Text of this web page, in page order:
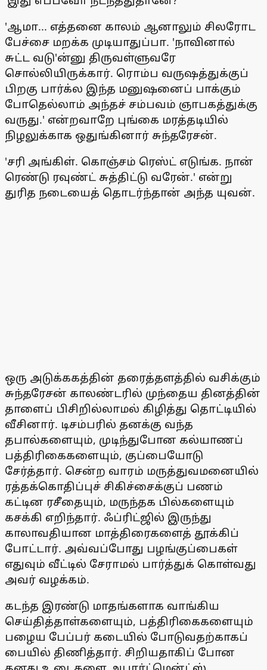
'ஆமா... எத்தனை காலம் ஆனாலும் சிலரோட
பேச்சை மறக்க முடியாதுப்பா. 'நாவினால்
சுட்ட வடு'ன்னு திருவள்ளுவரே
சொல்லியிருக்கார். ரொம்ப வருஷத்துக்குப்
பிறகு பார்க்ல இந்த மனுஷனைப் பாக்கும்
போதெல்லாம் அந்தச் சம்பவம் ஞாபகத்துக்கு
வருது.' என்றவாறே புங்கை மரத்தடியில்
நிழலுக்காக ஒதுங்கினார் சுந்தரேசன்.
'சரி அங்கிள். கொஞ்சம் ரெஸ்ட் எடுங்க. நான்
ரெண்டு ரவுண்ட் சுத்திட்டு வரேன்.' என்று
துரித நடையைத் தொடர்ந்தான் அந்த யுவன்.
ஒரு அடுக்ககத்தின் தரைத்தளத்தில் வசிக்கும்
சுந்தரேசன் காலண்டரில் முந்தைய தினத்தின்
தாளைப் பிசிறில்லாமல் கிழித்து தொட்டியில்
வீசினார். டிசம்பரில் தனக்கு வந்த
தபால்களையும், முடிந்துபோன கல்யாணப்
பத்திரிகைகளையும், குப்பையோடு
சேர்த்தார். சென்ற வாரம் மருத்துவமனையில்
ரத்தக்கொதிப்புச் சிகிச்சைக்குப் பணம்
கட்டின ரசீதையும், மருந்தக பில்களையும்
கசக்கி எறிந்தார். ஃப்ரிட்ஜில் இருந்து
காலாவதியான மாத்திரைகளைத் தூக்கிப்
போட்டார். அவ்வப்போது பழங்குப்பைகள்
எதுவும் வீட்டில் சேராமல் பார்த்துக் கொள்வது
அவர் வழக்கம்.
கடந்த இரண்டு மாதங்களாக வாங்கிய
செய்தித்தாள்களையும், பத்திரிகைகளையும்
பழைய பேப்பர் கடையில் போடுவதற்காகப்
பையில் திணித்தார். சிறியதாகிப் போன